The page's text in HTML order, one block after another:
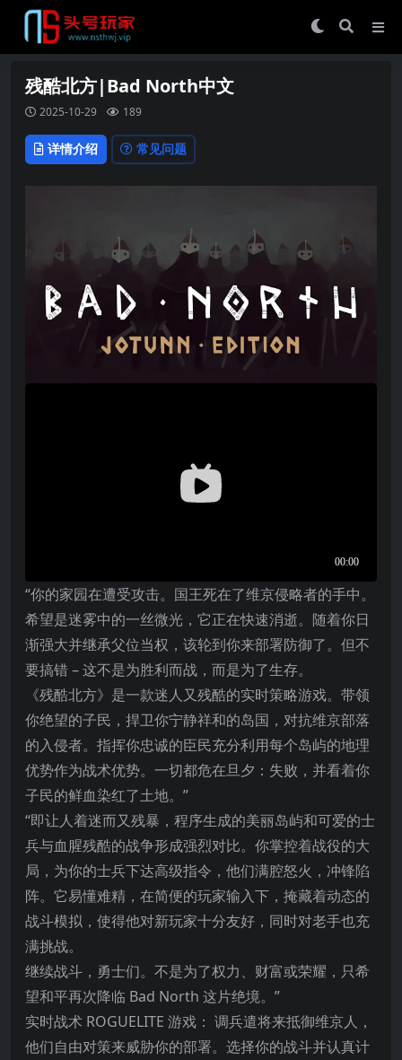
残酷北方|Bad North中文
2025-10-29 189
详情介绍 常见问题
“你的家园在遭受攻击。国王死在了维京侵略者的手中。
希望是迷雾中的一丝微光，它正在快速消逝。随着你日
渐强大并继承父位当权，该轮到你来部署防御了。但不
要搞错 – 这不是为胜利而战，而是为了生存。
《残酷北方》是一款迷人又残酷的实时策略游戏。带领
你绝望的子民，捍卫你宁静祥和的岛国，对抗维京部落
的入侵者。指挥你忠诚的臣民充分利用每个岛屿的地理
优势作为战术优势。一切都危在旦夕：失败，并看着你
子民的鲜血染红了土地。”
“即让人着迷而又残暴，程序生成的美丽岛屿和可爱的士
兵与血腥残酷的战争形成强烈对比。你掌控着战役的大
局，为你的士兵下达高级指令，他们满腔怒火，冲锋陷
阵。它易懂难精，在简便的玩家输入下，掩藏着动态的
战斗模拟，使得他对新玩家十分友好，同时对老手也充
满挑战。
继续战斗，勇士们。不是为了权力、财富或荣耀，只希
望和平再次降临 Bad North 这片绝境。”
实时战术 ROGUELITE 游戏： 调兵遣将来抵御维京人，
他们自由对策来威胁你的部署。选择你的战斗并认真计